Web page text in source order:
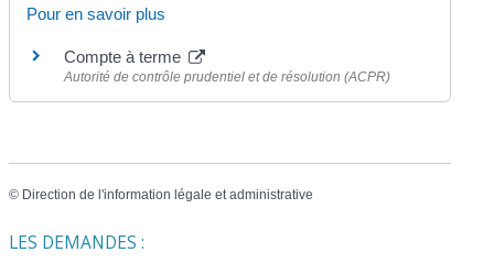
Pour en savoir plus
Compte à terme
Autorité de contrôle prudentiel et de résolution (ACPR)
© Direction de l'information légale et administrative
LES DEMANDES :